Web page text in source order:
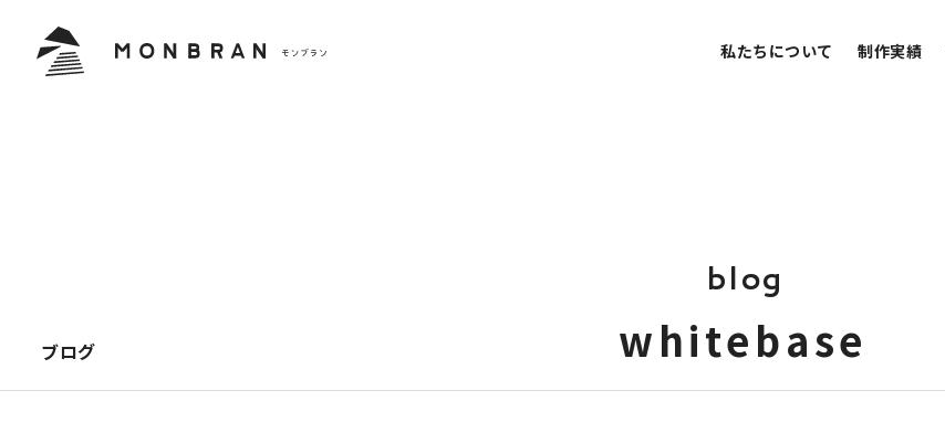
私たちについて 制作実績
blog
whitebase
ブログ